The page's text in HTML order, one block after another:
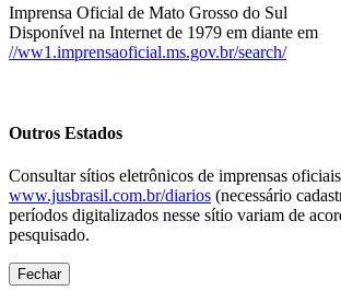
Imprensa Oficial de Mato Grosso do Sul
Disponível na Internet de 1979 em diante em
//ww1.imprensaoficial.ms.gov.br/search/
Outros Estados
Consultar sítios eletrônicos de imprensas
www.jusbrasil.com.br/diarios (necessário
períodos digitalizados nesse sítio variam de
pesquisado.
Fechar